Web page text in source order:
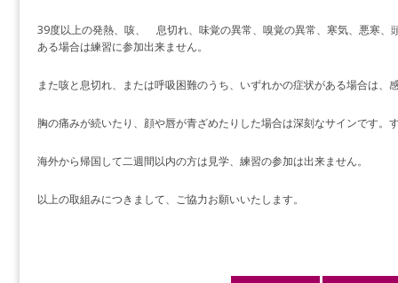
39度以上の発熱、咳、 息切れ、味覚の異常、嗅覚の異常、寒気、悪寒、
ある場合は練習に参加出来ません。
また咳と息切れ、または呼吸困難のうち、いずれかの症状がある場合は、
胸の痛みが続いたり、顔や唇が青ざめたりした場合は深刻なサインです。
海外から帰国して二週間以内の方は見学、練習の参加は出来ません。
以上の取組みにつきまして、ご協力お願いいたします。